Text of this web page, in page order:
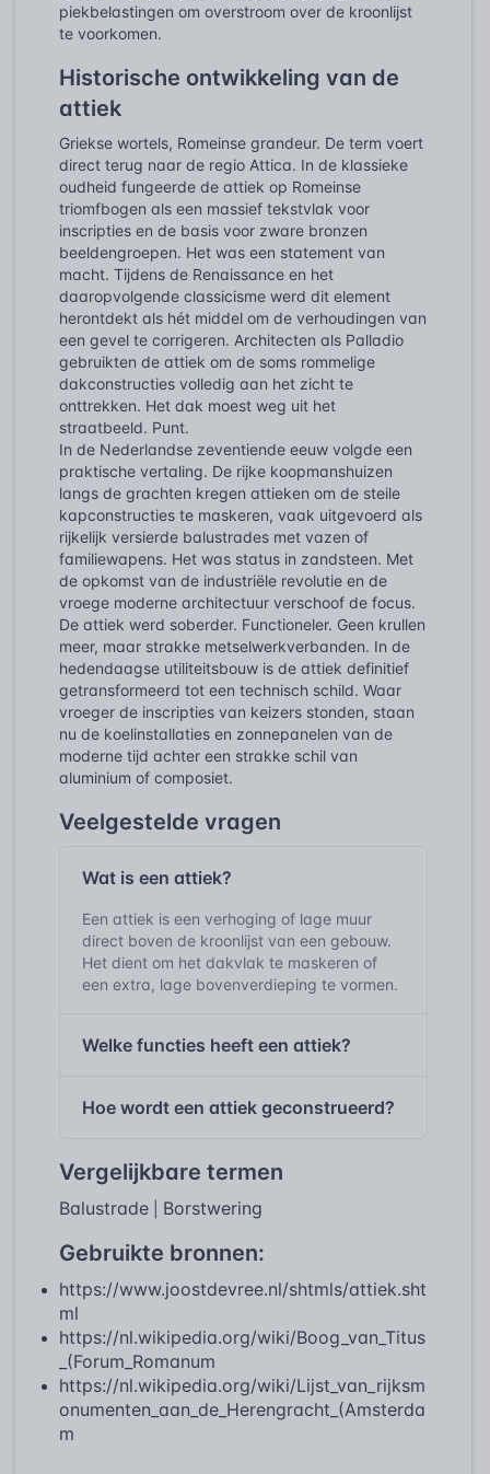
piekbelastingen om overstroom over de kroonlijst
te voorkomen.
Historische ontwikkeling van de
attiek
Griekse wortels, Romeinse grandeur. De term voert
direct terug naar de regio Attica. In de klassieke
oudheid fungeerde de attiek op Romeinse
triomfbogen als een massief tekstvlak voor
inscripties en de basis voor zware bronzen
beeldengroepen. Het was een statement van
macht. Tijdens de Renaissance en het
daaropvolgende classicisme werd dit element
herontdekt als hét middel om de verhoudingen van
een gevel te corrigeren. Architecten als Palladio
gebruikten de attiek om de soms rommelige
dakconstructies volledig aan het zicht te
onttrekken. Het dak moest weg uit het
straatbeeld. Punt.
In de Nederlandse zeventiende eeuw volgde een
praktische vertaling. De rijke koopmanshuizen
langs de grachten kregen attieken om de steile
kapconstructies te maskeren, vaak uitgevoerd als
rijkelijk versierde balustrades met vazen of
familiewapens. Het was status in zandsteen. Met
de opkomst van de industriële revolutie en de
vroege moderne architectuur verschoof de focus.
De attiek werd soberder. Functioneler. Geen krullen
meer, maar strakke metselwerkverbanden. In de
hedendaagse utiliteitsbouw is de attiek definitief
getransformeerd tot een technisch schild. Waar
vroeger de inscripties van keizers stonden, staan
nu de koelinstallaties en zonnepanelen van de
moderne tijd achter een strakke schil van
aluminium of composiet.
Veelgestelde vragen
Wat is een attiek?
Een attiek is een verhoging of lage muur
direct boven de kroonlijst van een gebouw.
Het dient om het dakvlak te maskeren of
een extra, lage bovenverdieping te vormen.
Welke functies heeft een attiek?
Hoe wordt een attiek geconstrueerd?
Vergelijkbare termen
Balustrade Borstwering
Gebruikte bronnen:
https://www.joostdevree.nl/shtmls/attiek.sht
ml
https://nl.wikipedia.org/wiki/Boog_van_Titus
_(Forum_Romanum
https://nl.wikipedia.org/wiki/Lijst_van_rijksm
onumenten_aan_de_Herengracht_(Amsterda
m